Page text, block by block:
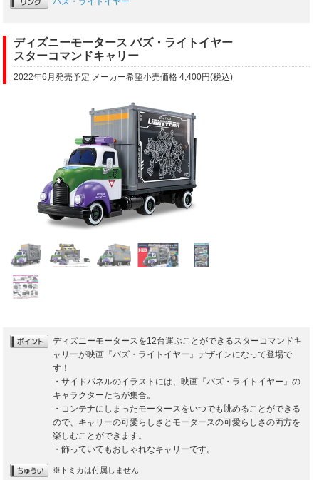
ディズニーモータース バズ・ライトイヤー
スターコマンドキャリー
2022年6月発売予定 メーカー希望小売価格 4,400円(税込)
ディズニーモータースを12台運ぶことができるスターコマンドキ
ャリーが映画『バズ・ライトイヤー』デザインになって登場で
す！
・サイドパネルのイラストには、映画『バズ・ライトイヤー』の
キャラクターたちが集合。
・コンテナにしまったモータースをいつでも眺めることができる
ので、キャリーの可愛らしさとモータースの可愛らしさの両方を
楽しむことができます。
・飾っていてもおしゃれなキャリーです。
※トミカは付属しません